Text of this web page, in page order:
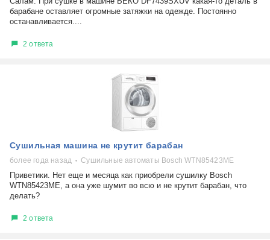
барабане оставляет огромные затяжки на одежде. Постоянно
останавливается....
2 ответа
Сушильная машина не крутит барабан
более года назад Сушильные автоматы Bosch WTN85423ME
Приветики. Нет еще и месяца как приобрели сушилку Bosch
WTN85423ME, а она уже шумит во всю и не крутит барабан, что
делать?
2 ответа